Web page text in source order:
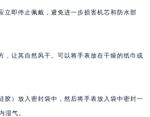
立即停止佩戴，避免进一步损害机芯和防水部
，让其自然风干。可以将手表放在干燥的纸巾或
胶）放入密封袋中，然后将手表放入袋中密封一
湿气。